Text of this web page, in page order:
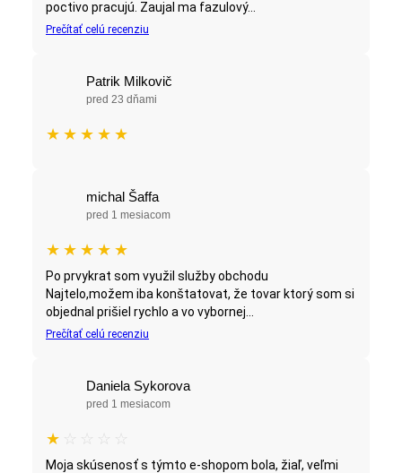
poctivo pracujú. Zaujal ma fazulový...
Prečítať celú recenziu
Patrik Milkovič
pred 23 dňami
★ ★ ★ ★ ★
michal Šaffa
pred 1 mesiacom
★ ★ ★ ★ ★
Po prvykrat som využil služby obchodu
Najtelo,možem iba konštatovat, že tovar ktorý som si
objednal prišiel rychlo a vo vybornej...
Prečítať celú recenziu
Daniela Sykorova
pred 1 mesiacom
★ ☆ ☆ ☆ ☆
Moja skúsenosť s týmto e-shopom bola, žiaľ, veľmi